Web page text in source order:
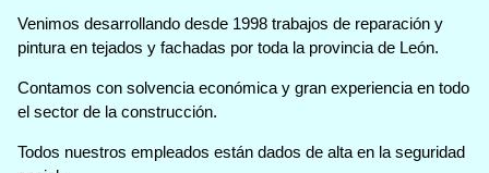
Venimos desarrollando desde 1998 trabajos de reparación y
pintura en tejados y fachadas por toda la provincia de León.
Contamos con solvencia económica y gran experiencia en todo
el sector de la construcción.
Todos nuestros empleados están dados de alta en la seguridad